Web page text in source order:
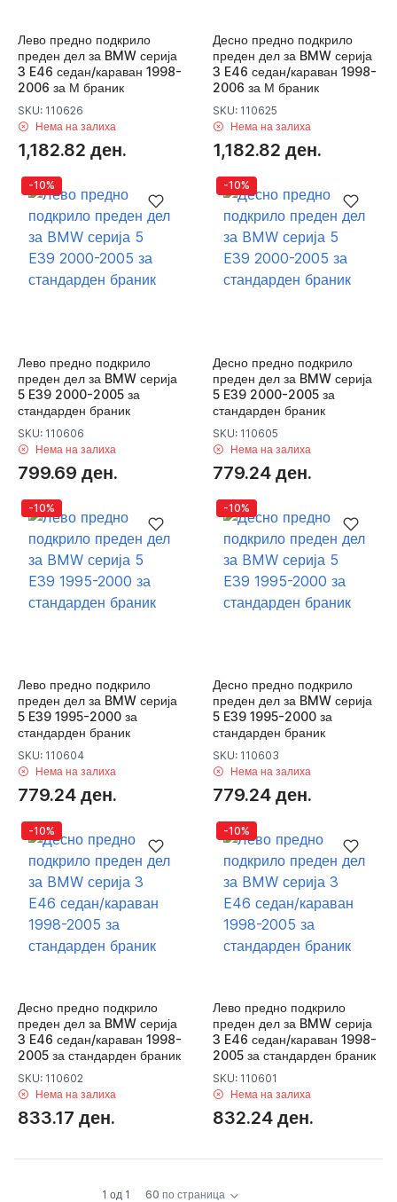
Лево предно подкрило
преден дел за BMW серија
3 E46 седан/караван 1998-
2006 за М браник
SKU: 110626
Нема на залиха
1,182.82 ден.
Десно предно подкрило
преден дел за BMW серија
3 E46 седан/караван 1998-
2006 за М браник
SKU: 110625
Нема на залиха
1,182.82 ден.
-10%
Лево предно подкрило
преден дел за BMW серија
5 E39 2000-2005 за
стандарден браник
SKU: 110606
Нема на залиха
799.69 ден.
-10%
Десно предно подкрило
преден дел за BMW серија
5 E39 2000-2005 за
стандарден браник
SKU: 110605
Нема на залиха
779.24 ден.
-10%
Лево предно подкрило
преден дел за BMW серија
5 E39 1995-2000 за
стандарден браник
SKU: 110604
Нема на залиха
779.24 ден.
-10%
Десно предно подкрило
преден дел за BMW серија
5 E39 1995-2000 за
стандарден браник
SKU: 110603
Нема на залиха
779.24 ден.
-10%
Десно предно подкрило
преден дел за BMW серија
3 E46 седан/караван 1998-
2005 за стандарден браник
SKU: 110602
Нема на залиха
833.17 ден.
-10%
Лево предно подкрило
преден дел за BMW серија
3 E46 седан/караван 1998-
2005 за стандарден браник
SKU: 110601
Нема на залиха
832.24 ден.
1 од 1 60 по страница